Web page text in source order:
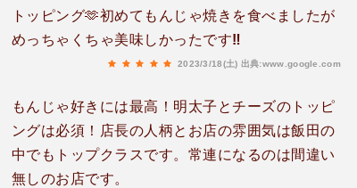
トッピング🫶初めてもんじゃ焼きを食べましたが
めっちゃくちゃ美味しかったです‼️
2023/3/18(土) 出典:www.google.com
もんじゃ好きには最高！明太子とチーズのトッピ
ングは必須！店長の人柄とお店の雰囲気は飯田の
中でもトップクラスです。常連になるのは間違い
無しのお店です。